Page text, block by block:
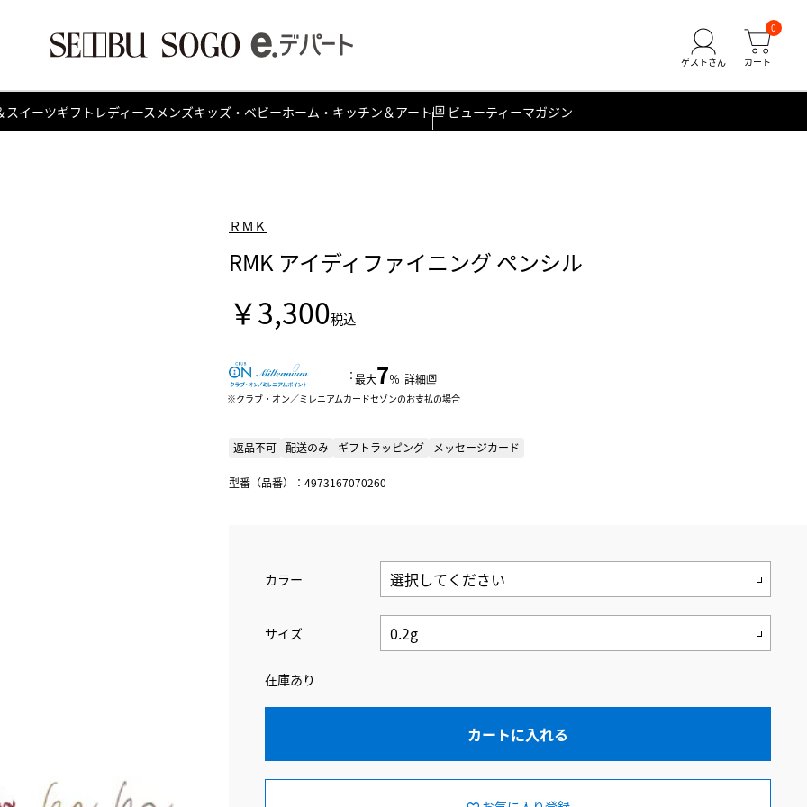
0
スイーツギフト レディース メンズキッズ・ベビーホーム・キッチン＆アート ビューティーマガジン
ＲＭＫ
RMK アイディファイニング ペンシル
￥3,300税込
：最大7％ 詳細
クラブ・オン／ミレニアムカードセゾンのお支払の場合
返品不可 配送のみ ギフトラッピング メッセージカード
型番（品番）：4973167070260
カラー
サイズ
在庫あり
カートに入れる